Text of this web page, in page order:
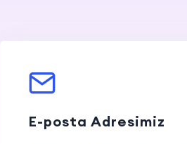
E-posta Adresimiz